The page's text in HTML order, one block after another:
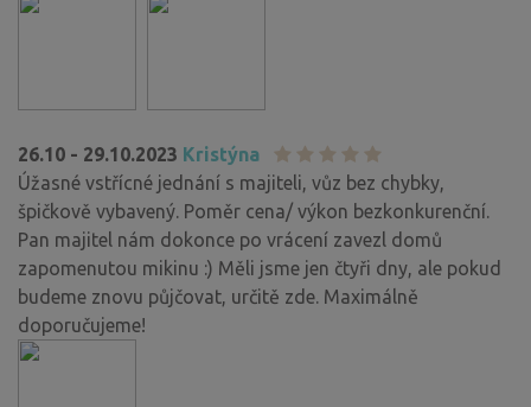
26.10 - 29.10.2023 Kristýna
Úžasné vstřícné jednání s majiteli, vůz bez chybky,
špičkově vybavený. Poměr cena/ výkon bezkonkurenční.
Pan majitel nám dokonce po vrácení zavezl domů
zapomenutou mikinu :) Měli jsme jen čtyři dny, ale pokud
budeme znovu půjčovat, určitě zde. Maximálně
doporučujeme!